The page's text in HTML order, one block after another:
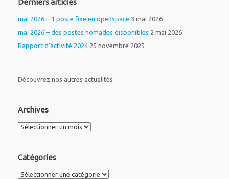
Derniers articles
mai 2026 – 1 poste fixe en openspace 3 mai 2026
mai 2026 – des postes nomades disponibles 2 mai 2026
Rapport d’activité 2024 25 novembre 2025
Découvrez nos autres actualités
Archives
Archives
Catégories
Catégories